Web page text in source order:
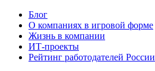
Блог
О компаниях в игровой форме
Жизнь в компании
ИТ-проекты
Рейтинг работодателей России